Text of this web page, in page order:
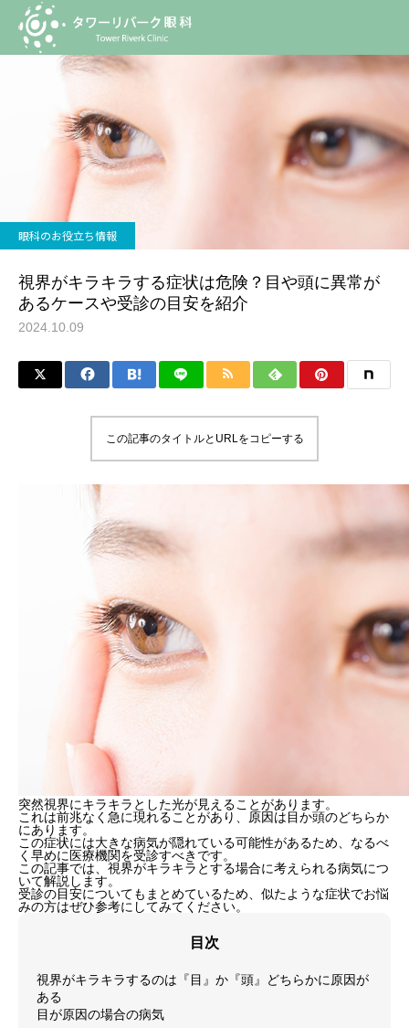
ブログ 眼科のお役立ち情報
眼科のお役立ち情報
視界がキラキラする症状は危険？目や頭に異常が
あるケースや受診の目安を紹介
2024.10.09
この記事のタイトルとURLをコピーする
突然視界にキラキラとした光が見えることがあります。
これは前兆なく急に現れることがあり、原因は目か頭のどちらか
にあります。
この症状には大きな病気が隠れている可能性があるため、なるべ
く早めに医療機関を受診すべきです。
この記事では、視界がキラキラとする場合に考えられる病気につ
いて解説します。
受診の目安についてもまとめているため、似たような症状でお悩
みの方はぜひ参考にしてみてください。
目次
視界がキラキラするのは『目』か『頭』どちらかに原因が
ある
目が原因の場合の病気